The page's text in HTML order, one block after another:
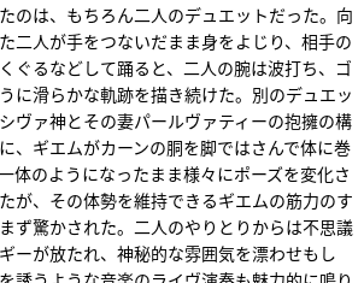
のは、もちろん二人のデュエットだった。向
二人が手をつないだまま身をよじり、相手の
ぐるなどして踊ると、二人の腕は波打ち、ゴ
に滑らかな軌跡を描き続けた。別のデュエッ
ヴァ神とその妻パールヴァティーの抱擁の構
、ギエムがカーンの胴を脚ではさんで体に巻
体のようになったまま様々にポーズを変化さ
が、その体勢を維持できるギエムの筋力のす
ず驚かされた。二人のやりとりからは不思議
ーが放たれ、神秘的な雰囲気を漂わせもし